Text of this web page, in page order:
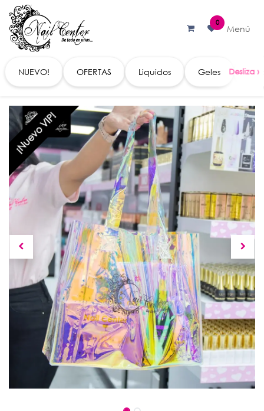
Ir al contenido
0
Menú
NUEVO! OFERTAS Liquidos Geles
¡Nuevo VIP!